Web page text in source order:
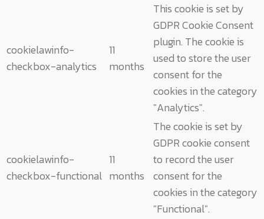
cookielawinfo-
checkbox-analytics
11
months
This cookie is set by
GDPR Cookie Consent
plugin. The cookie is
used to store the user
consent for the
cookies in the category
"Analytics".
cookielawinfo-
checkbox-functional
11
months
The cookie is set by
GDPR cookie consent
to record the user
consent for the
cookies in the category
"Functional".